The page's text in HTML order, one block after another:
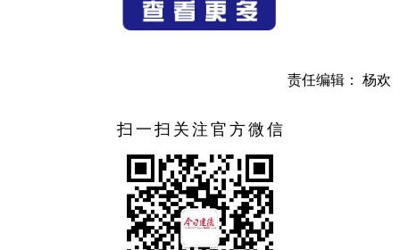
月初八，寿昌镇干部就来到公司关心复工复产工作，目前公
司今年将在新的产品体系构建、新产品研发方面与浙江理工
大学加强合作，争取在原有的基础上增长50%。
开局即决战，起步即冲刺。寿昌镇全体干部将坚持“抢拼
实”的工作作风，快干实干、奋勇争先，奋力冲刺一季度“开
门红”，为全年经济高质量发展奠定良好基础。
责任编辑： 杨欢
扫一扫关注官方微信